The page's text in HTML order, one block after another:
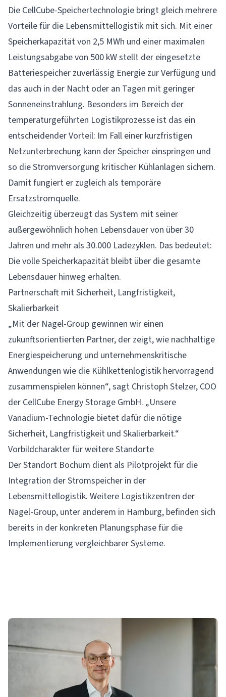
Die CellCube-Speichertechnologie bringt gleich mehrere
Vorteile für die Lebensmittellogistik mit sich. Mit einer
Speicherkapazität von 2,5 MWh und einer maximalen
Leistungsabgabe von 500 kW stellt der eingesetzte
Batteriespeicher zuverlässig Energie zur Verfügung und
das auch in der Nacht oder an Tagen mit geringer
Sonneneinstrahlung. Besonders im Bereich der
temperaturgeführten Logistikprozesse ist das ein
entscheidender Vorteil: Im Fall einer kurzfristigen
Netzunterbrechung kann der Speicher einspringen und
so die Stromversorgung kritischer Kühlanlagen sichern.
Damit fungiert er zugleich als temporäre
Ersatzstromquelle.
Gleichzeitig überzeugt das System mit seiner
außergewöhnlich hohen Lebensdauer von über 30
Jahren und mehr als 30.000 Ladezyklen. Das bedeutet:
Die volle Speicherkapazität bleibt über die gesamte
Lebensdauer hinweg erhalten.
Partnerschaft mit Sicherheit, Langfristigkeit,
Skalierbarkeit
„Mit der Nagel-Group gewinnen wir einen
zukunftsorientierten Partner, der zeigt, wie nachhaltige
Energiespeicherung und unternehmenskritische
Anwendungen wie die Kühlkettenlogistik hervorragend
zusammenspielen können“, sagt Christoph Stelzer, COO
der CellCube Energy Storage GmbH. „Unsere
Vanadium-Technologie bietet dafür die nötige
Sicherheit, Langfristigkeit und Skalierbarkeit.“
Vorbildcharakter für weitere Standorte
Der Standort Bochum dient als Pilotprojekt für die
Integration der Stromspeicher in der
Lebensmittellogistik. Weitere Logistikzentren der
Nagel-Group, unter anderem in Hamburg, befinden sich
bereits in der konkreten Planungsphase für die
Implementierung vergleichbarer Systeme.